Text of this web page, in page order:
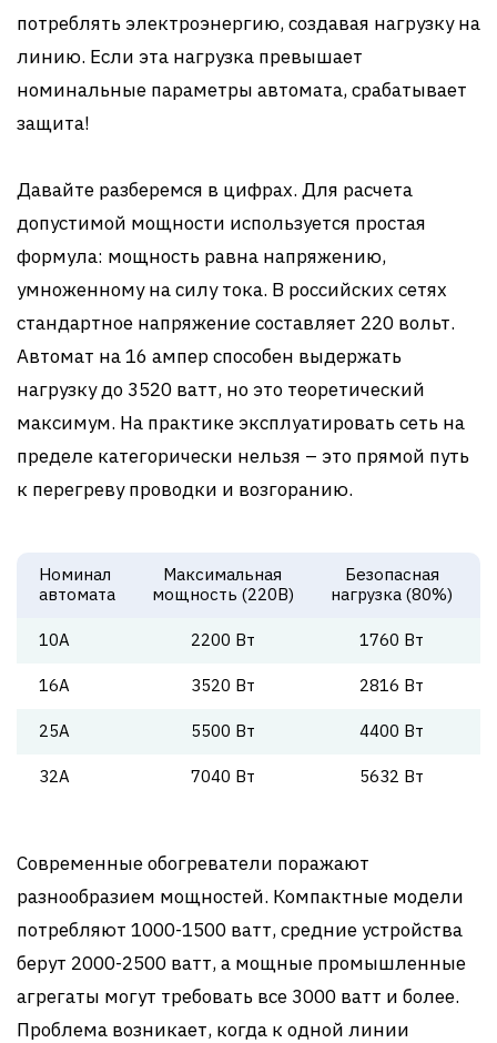
потреблять электроэнергию, создавая нагрузку на
линию. Если эта нагрузка превышает
номинальные параметры автомата, срабатывает
защита!
Давайте разберемся в цифрах. Для расчета
допустимой мощности используется простая
формула: мощность равна напряжению,
умноженному на силу тока. В российских сетях
стандартное напряжение составляет 220 вольт.
Автомат на 16 ампер способен выдержать
нагрузку до 3520 ватт, но это теоретический
максимум. На практике эксплуатировать сеть на
пределе категорически нельзя – это прямой путь
к перегреву проводки и возгоранию.
Номинал
автомата
Максимальная
мощность (220В)
Безопасная
нагрузка (80%)
10А 2200 Вт 1760 Вт
16А 3520 Вт 2816 Вт
25А 5500 Вт 4400 Вт
32А 7040 Вт 5632 Вт
Современные обогреватели поражают
разнообразием мощностей. Компактные модели
потребляют 1000-1500 ватт, средние устройства
берут 2000-2500 ватт, а мощные промышленные
агрегаты могут требовать все 3000 ватт и более.
Проблема возникает, когда к одной линии